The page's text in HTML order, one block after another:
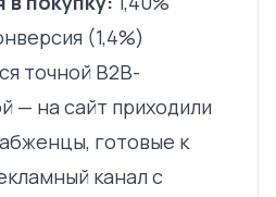
(1,4%)
точной B2B-
— на сайт приходили
готовые к
канал с